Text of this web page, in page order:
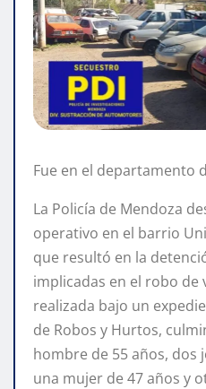
Fue en el departamento
La Policía de Mendoza
operativo en el barrio
que resultó en la
implicadas en el robo de
realizada bajo un
de Robos y Hurtos,
hombre de 55 años, dos
una mujer de 47 años y